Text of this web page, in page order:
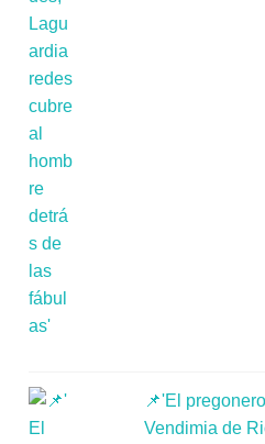
📌'El
Vendimia de